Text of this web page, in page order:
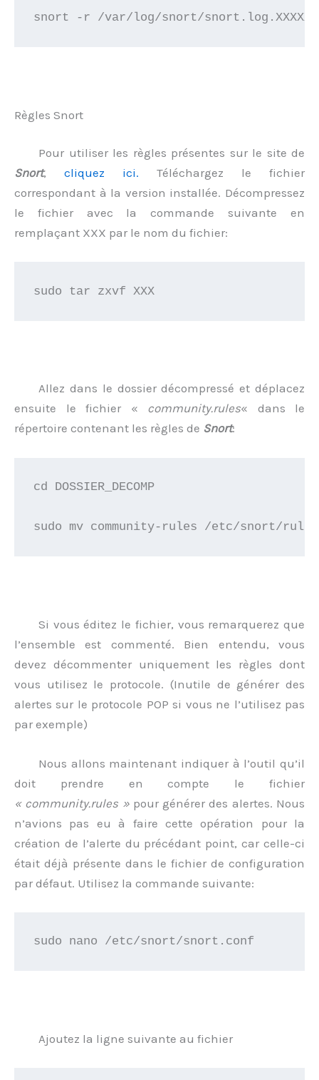
snort -r /var/log/snort/snort.log.XXXXXX
Règles Snort
Pour utiliser les règles présentes sur le site de
Snort, cliquez ici. Téléchargez le fichier
correspondant à la version installée. Décompressez
le fichier avec la commande suivante en
remplaçant XXX par le nom du fichier:
sudo tar zxvf XXX
Allez dans le dossier décompressé et déplacez
ensuite le fichier « community.rules« dans le
répertoire contenant les règles de Snort:
cd DOSSIER_DECOMP
sudo mv community-rules /etc/snort/rules
Si vous éditez le fichier, vous remarquerez que
l’ensemble est commenté. Bien entendu, vous
devez décommenter uniquement les règles dont
vous utilisez le protocole. (Inutile de générer des
alertes sur le protocole POP si vous ne l’utilisez pas
par exemple)
Nous allons maintenant indiquer à l’outil qu’il
doit prendre en compte le fichier
« community.rules »pour générer des alertes. Nous
n’avions pas eu à faire cette opération pour la
création de l’alerte du précédant point, car celle-ci
était déjà présente dans le fichier de configuration
par défaut. Utilisez la commande suivante:
sudo nano /etc/snort/snort.conf
Ajoutez la ligne suivante au fichier